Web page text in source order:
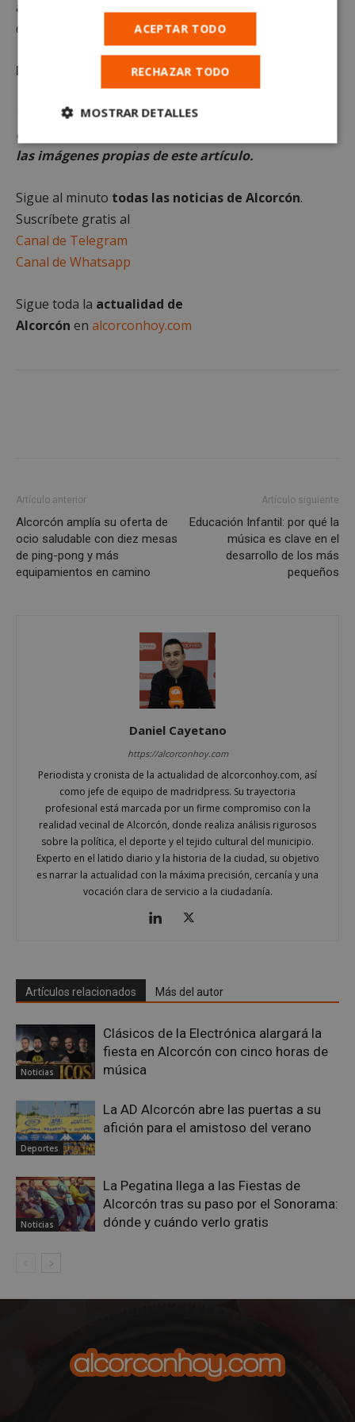
acreditación enviada por carta junto con su
documentación personal.
Fotografía principal: envato.
*Queda terminantemente prohibido el uso o
distribución sin previo consentimiento del texto o
las imágenes propias de este artículo.
Sigue al minuto todas las noticias de Alcorcón.
Suscríbete gratis al
Canal de Telegram
Canal de Whatsapp
Sigue toda la actualidad de
Alcorcón en alcorconhoy.com
Artículo anterior
Alcorcón amplía su oferta de
ocio saludable con diez mesas
de ping-pong y más
equipamientos en camino
Artículo siguiente
Educación Infantil: por qué la
música es clave en el
desarrollo de los más
pequeños
Daniel Cayetano
https://alcorconhoy.com
Periodista y cronista de la actualidad de alcorconhoy.com, así
como jefe de equipo de madridpress. Su trayectoria
profesional está marcada por un firme compromiso con la
realidad vecinal de Alcorcón, donde realiza análisis rigurosos
sobre la política, el deporte y el tejido cultural del municipio.
Experto en el latido diario y la historia de la ciudad, su objetivo
es narrar la actualidad con la máxima precisión, cercanía y una
vocación clara de servicio a la ciudadanía.
Artículos relacionados Más del autor
Noticias
Clásicos de la Electrónica alargará la
fiesta en Alcorcón con cinco horas de
música
Deportes
La AD Alcorcón abre las puertas a su
afición para el amistoso del verano
Noticias
La Pegatina llega a las Fiestas de
Alcorcón tras su paso por el Sonorama:
dónde y cuándo verlo gratis
ACEPTAR TODO
RECHAZAR TODO
MOSTRAR DETALLES
Cookies
estrictamente
Cookies de
rendimiento
Cookies de
preferencias
Cookies no clasificadas
Las cookies estrictamente necesarias permiten la
funcionalidad principal del sitio web, como el
inicio de sesión de usuario y la gestión de cuentas.
El sitio web no se puede utilizar correctamente sin
PHP.net
alcorconhoy.com
embed.bsky.app
YouTube